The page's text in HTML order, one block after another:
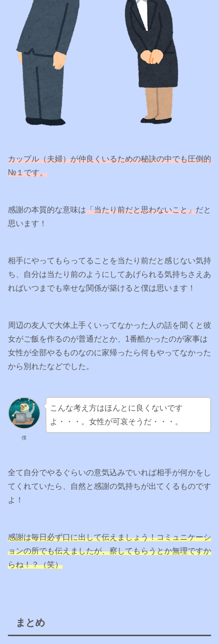
カップル（夫婦）が仲良くいるための秘訣の中でも圧倒的
№１です。
感謝の本質的な意味は「当たり前だと思わないこと」だと
思います！
相手にやってもらってることを当たり前だと感じない気持
ち、自分は当たり前のようにしてあげられる気持ちさえあ
ればいつまでも幸せな関係が築けると僕は思います！
周辺の友人で大体上手くいってなかった人の話を聞くと彼
女がご飯を作るのが普通だとか、1番酷かったのが家事は
女性が全部やるものなのに家帰ったら何もやってなかった
から別れたなどでした。
僕
こんな考え方はほんとに良くないです
よ・・・。女性が可哀そうだ・・・。
全て自分でやるぐらいの意気込みでいれば相手が何かをし
てくれていたら、自然と感謝の気持ちが出てくるものです
よ！
感謝は毎日必ず口に出して伝えましょう！コミュニケーシ
ョンの所でも伝えましたが、察してもらうとか無理ですか
らね！？（笑）
まとめ